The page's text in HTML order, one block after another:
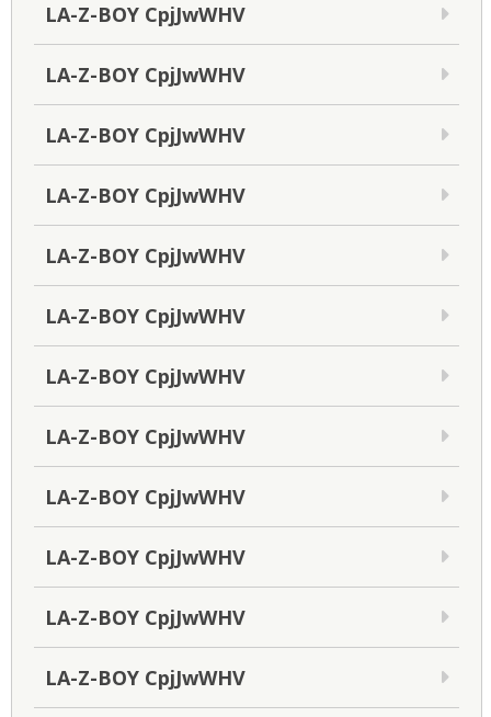
LA-Z-BOY CpjJwWHV
LA-Z-BOY CpjJwWHV
LA-Z-BOY CpjJwWHV
LA-Z-BOY CpjJwWHV
LA-Z-BOY CpjJwWHV
LA-Z-BOY CpjJwWHV
LA-Z-BOY CpjJwWHV
LA-Z-BOY CpjJwWHV
LA-Z-BOY CpjJwWHV
LA-Z-BOY CpjJwWHV
LA-Z-BOY CpjJwWHV
LA-Z-BOY CpjJwWHV